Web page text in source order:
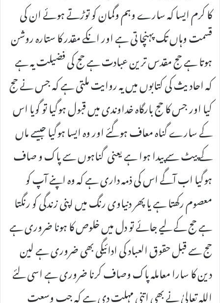
کا کرم ایسا کہ سارے وہم وگمان کو توڑتے ہوئے ان کی
قسمت وہاں تک پہنچا تی ہے اور انکے مقدر کا ستارہ روشن
ہوتا ہے حج مقدس ترین عبادت ہے حج کی فضیلت یہ ہے
کہ احادیث کی کتابوں میں یہ روایت ملتی ہے کہ جس نے حج
کیا اور جس کا حج بارگاہ خداوندی میں قبول ہوگیا تو گویا اس
کے سارے گناہ معاف ہوگئے اور وہ ایسا ہوگیا جیسے ماں
کے پیٹ سے پیدا ہوا ہے یعنی گناہوں سے پاک و صاف
ہوگیا اب آگے اس کی ذمہ داری ہے کہ وہ اپنے آپ کو
معصوم رکھتا ہے یا پھر دنیاوی رنگ میں اپنی زندگی کو رنگتا
ہے حج کے لیے جائے تو دل میں خلوص کا ہونا ضروری ہے
حج سے قبل حقوق العباد کی ادائیگی بھی ضروری ہے لین
دین کا سارا معاملہ پاک وصاف کرنا ضروری ہے اسی لئے
اللہ تعالیٰ نے بھی اتنی مہلت دی ہے کہ جب وسعت